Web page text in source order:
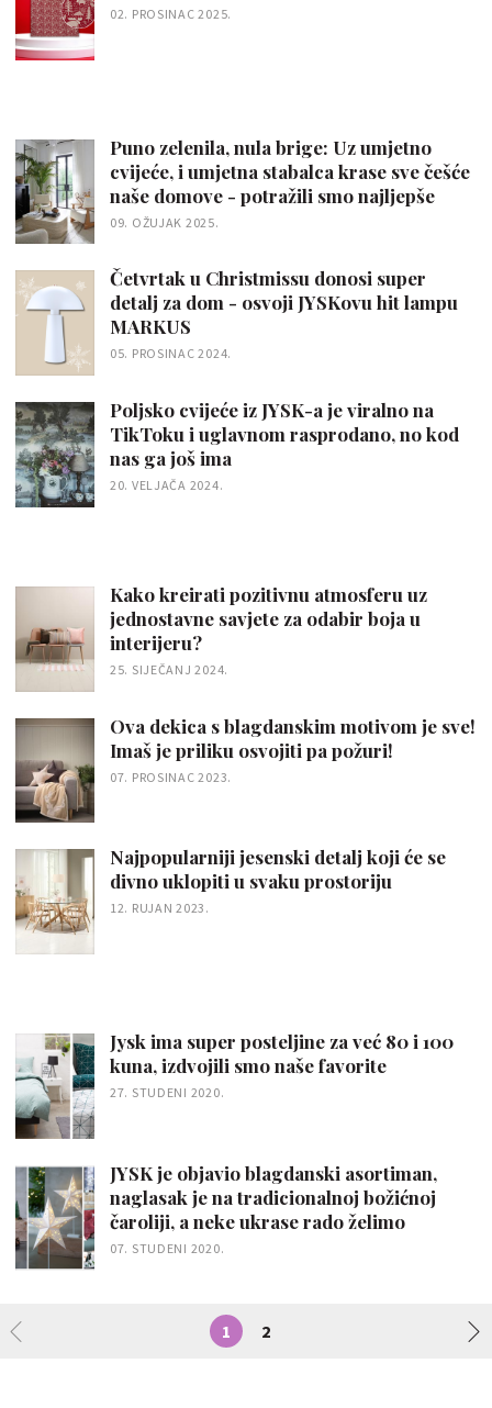
02. PROSINAC 2025.
Puno zelenila, nula brige: Uz umjetno
cvijeće, i umjetna stabalca krase sve češće
naše domove - potražili smo najljepše
09. OŽUJAK 2025.
Četvrtak u Christmissu donosi super
detalj za dom - osvoji JYSKovu hit lampu
MARKUS
05. PROSINAC 2024.
Poljsko cvijeće iz JYSK-a je viralno na
TikToku i uglavnom rasprodano, no kod
nas ga još ima
20. VELJAČA 2024.
Kako kreirati pozitivnu atmosferu uz
jednostavne savjete za odabir boja u
interijeru?
25. SIJEČANJ 2024.
Ova dekica s blagdanskim motivom je sve!
Imaš je priliku osvojiti pa požuri!
07. PROSINAC 2023.
Najpopularniji jesenski detalj koji će se
divno uklopiti u svaku prostoriju
12. RUJAN 2023.
Jysk ima super posteljine za već 80 i 100
kuna, izdvojili smo naše favorite
27. STUDENI 2020.
JYSK je objavio blagdanski asortiman,
naglasak je na tradicionalnoj božićnoj
čaroliji, a neke ukrase rado želimo
07. STUDENI 2020.
1 2